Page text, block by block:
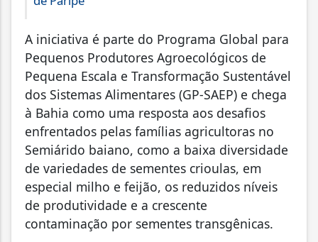
A iniciativa é parte do Programa Global para
Pequenos Produtores Agroecológicos de
Pequena Escala e Transformação Sustentável
dos Sistemas Alimentares (GP-SAEP) e chega
à Bahia como uma resposta aos desafios
enfrentados pelas famílias agricultoras no
Semiárido baiano, como a baixa diversidade
de variedades de sementes crioulas, em
especial milho e feijão, os reduzidos níveis
de produtividade e a crescente
contaminação por sementes transgênicas.